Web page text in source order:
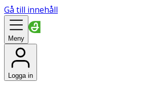
Gå till innehåll
Meny
Logga in